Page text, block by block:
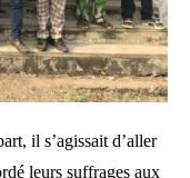
il s’agissait d’aller
leurs suffrages aux